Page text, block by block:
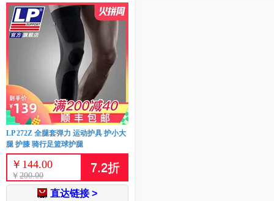
LP 272Z 全腿套弹力 运动护具 护小大
腿 护膝 骑行足篮球护腿
￥ 144.00
￥ 200.00
7.2折
直达链接 >